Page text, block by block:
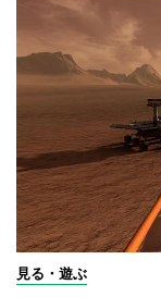
見る・遊ぶ